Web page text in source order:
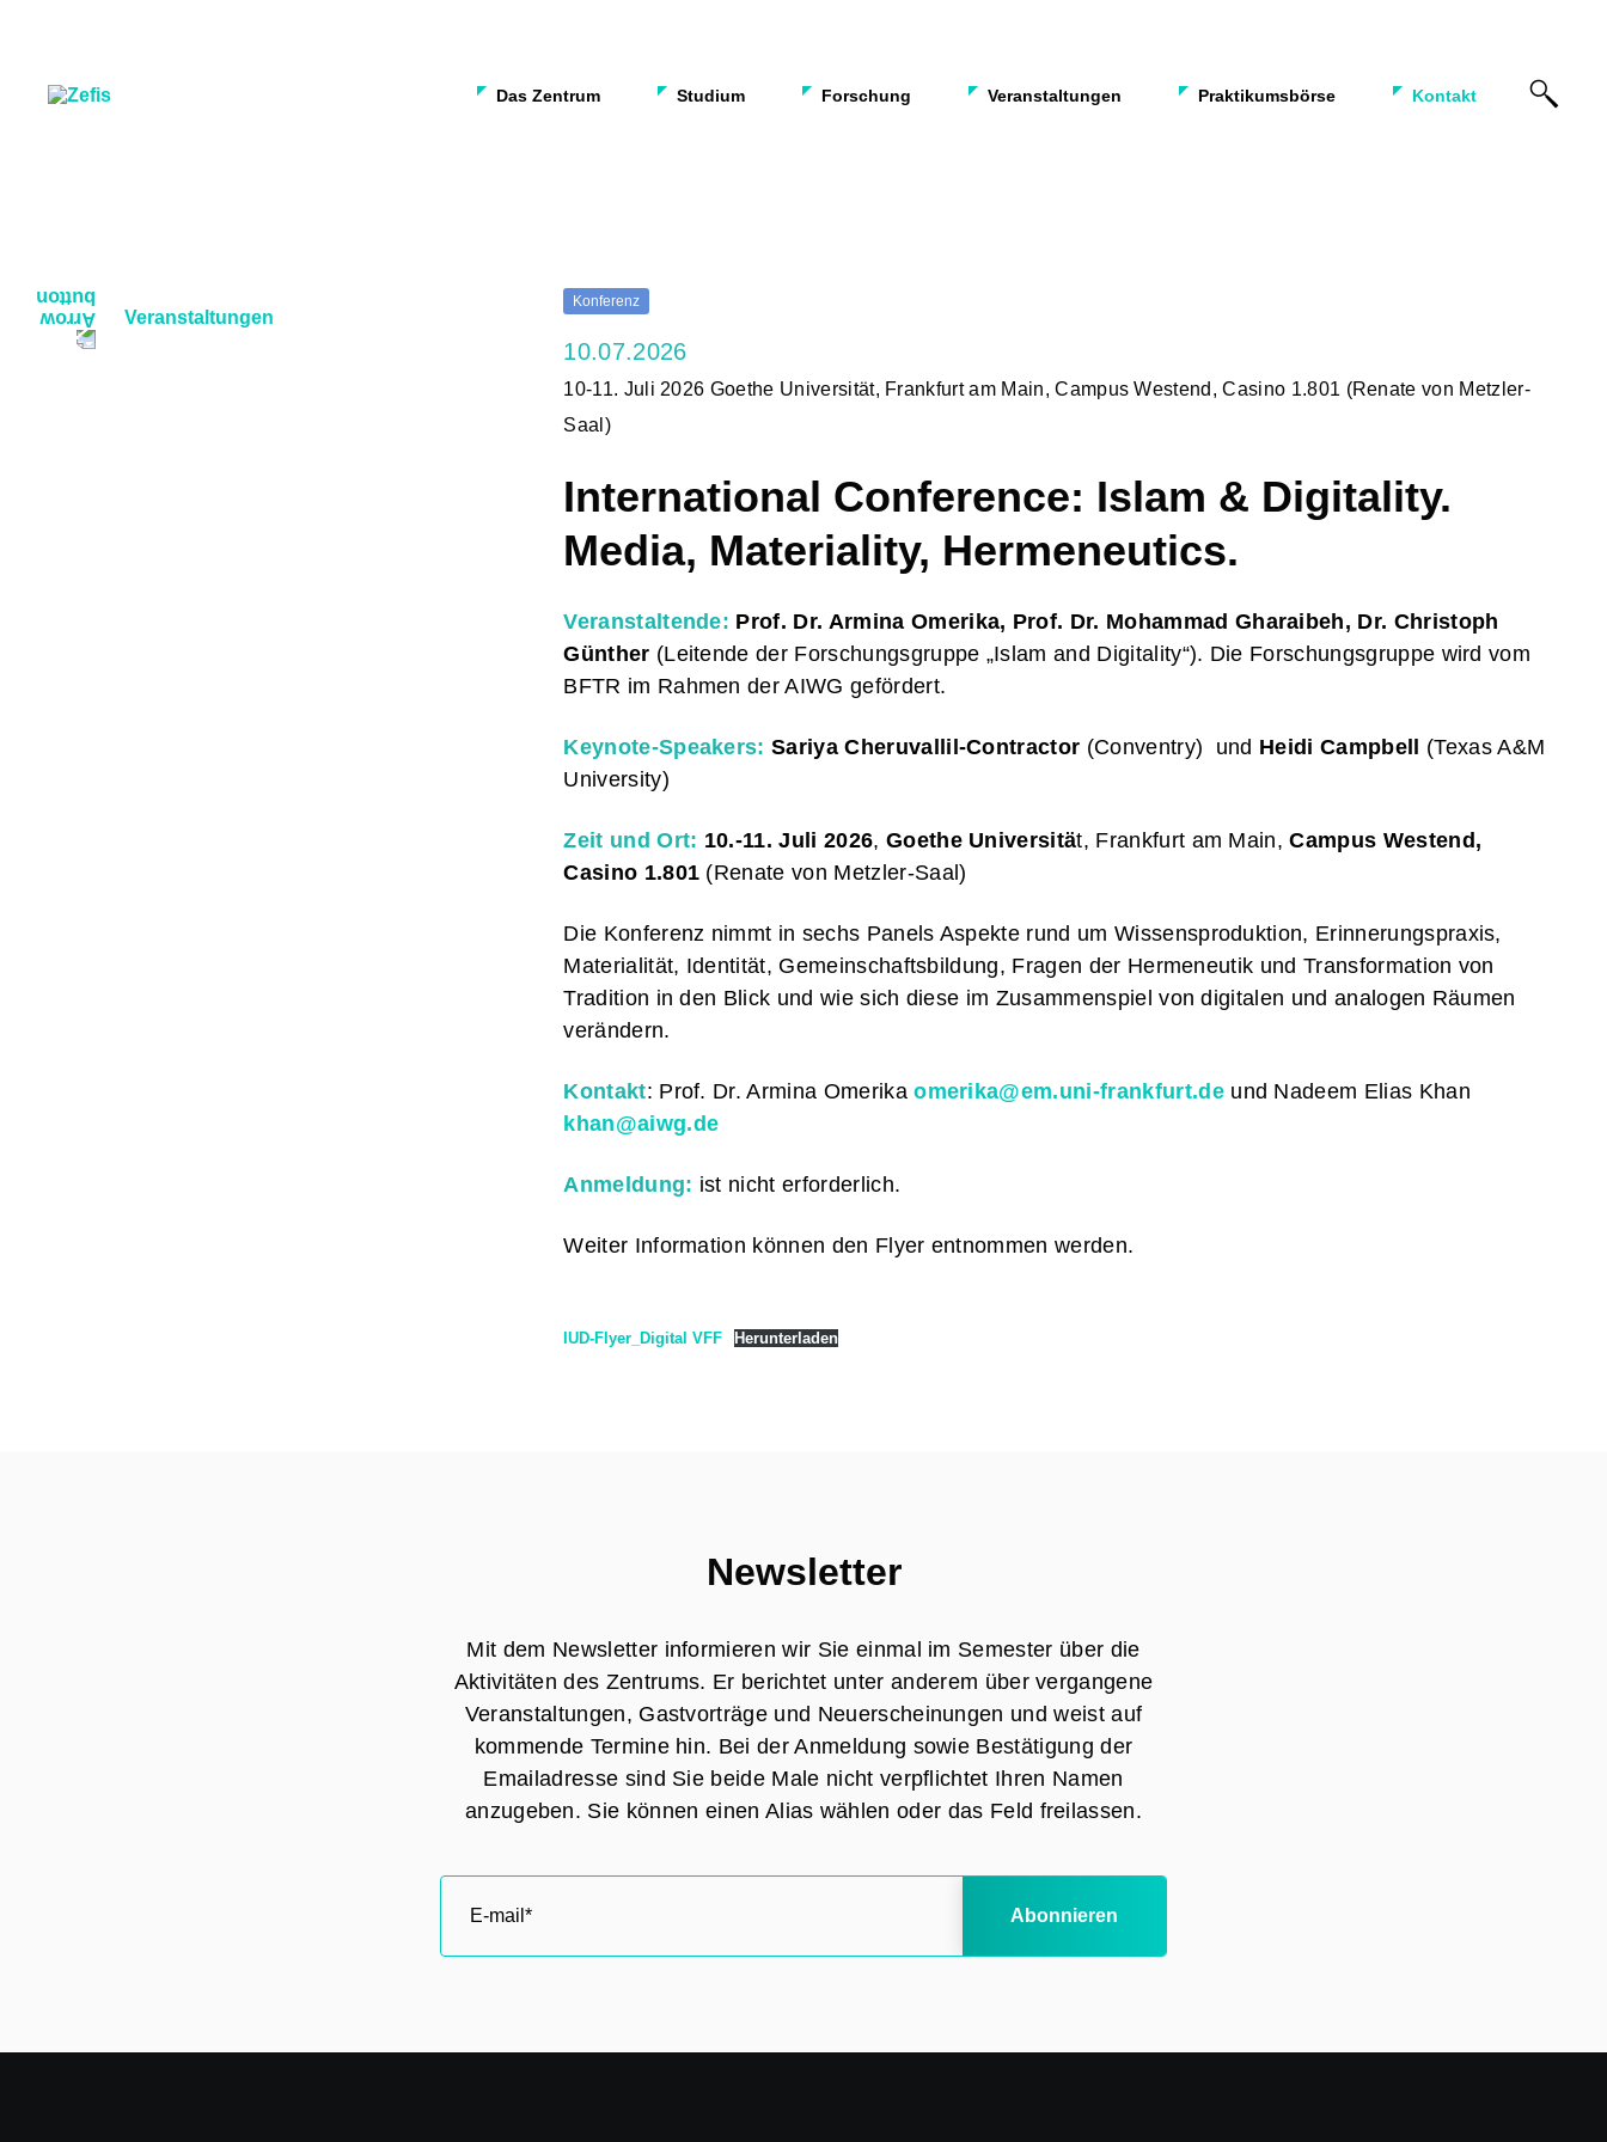
Das Zentrum Studium Forschung Veranstaltungen Praktikumsbörse Kontakt
Veranstaltungen
Konferenz
10.07.2026
10-11. Juli 2026 Goethe Universität, Frankfurt am Main, Campus Westend, Casino 1.801 (Renate von Metzler-
Saal)
International Conference: Islam & Digitality.
Media, Materiality, Hermeneutics.
Veranstaltende: Prof. Dr. Armina Omerika, Prof. Dr. Mohammad Gharaibeh, Dr. Christoph
Günther (Leitende der Forschungsgruppe „Islam and Digitality“). Die Forschungsgruppe wird vom
BFTR im Rahmen der AIWG gefördert.
Keynote-Speakers:Sariya Cheruvallil-Contractor (Conventry) und Heidi Campbell
(Texas A&M
University)
Zeit und Ort: 10.-11. Juli 2026, Goethe Universität, Frankfurt am Main,Campus Westend,
Casino 1.801 (Renate von Metzler-Saal)
Die Konferenz nimmt in sechs Panels Aspekte rund um Wissensproduktion, Erinnerungspraxis,
Materialität, Identität, Gemeinschaftsbildung, Fragen der Hermeneutik und Transformation von
Tradition in den Blick und wie sich diese im Zusammenspiel von digitalen und analogen Räumen
verändern.
Kontakt: Prof. Dr. Armina Omerikaomerika@em.uni-frankfurt.de und Nadeem Elias Khan
khan@aiwg.de
Anmeldung: ist nicht erforderlich.
Weiter Information können den Flyer entnommen werden.
IUD-Flyer_Digital VFF Herunterladen
Newsletter
Mit dem Newsletter informieren wir Sie einmal im Semester über die
Aktivitäten des Zentrums. Er berichtet unter anderem über vergangene
Veranstaltungen, Gastvorträge und Neuerscheinungen und weist auf
kommende Termine hin. Bei der Anmeldung sowie Bestätigung der
Emailadresse sind Sie beide Male nicht verpflichtet Ihren Namen
anzugeben. Sie können einen Alias wählen oder das Feld freilassen.
Abonnieren